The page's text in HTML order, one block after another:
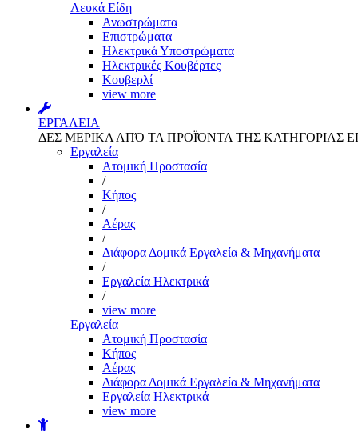
Λευκά Είδη
Ανωστρώματα
Επιστρώματα
Ηλεκτρικά Υποστρώματα
Ηλεκτρικές Κουβέρτες
Κουβερλί
view more
ΕΡΓΑΛΕΙΑ
ΔΕΣ ΜΕΡΙΚΑ ΑΠΌ ΤΑ ΠΡΟΪΌΝΤΑ ΤΗΣ ΚΑΤΗΓΟΡΙΑΣ
Εργαλεία
Aτομική Προστασία
/
Kήπος
/
Αέρας
/
Διάφορα Δομικά Εργαλεία & Μηχανήματα
/
Εργαλεία Ηλεκτρικά
/
view more
Εργαλεία
Aτομική Προστασία
Kήπος
Αέρας
Διάφορα Δομικά Εργαλεία & Μηχανήματα
Εργαλεία Ηλεκτρικά
view more